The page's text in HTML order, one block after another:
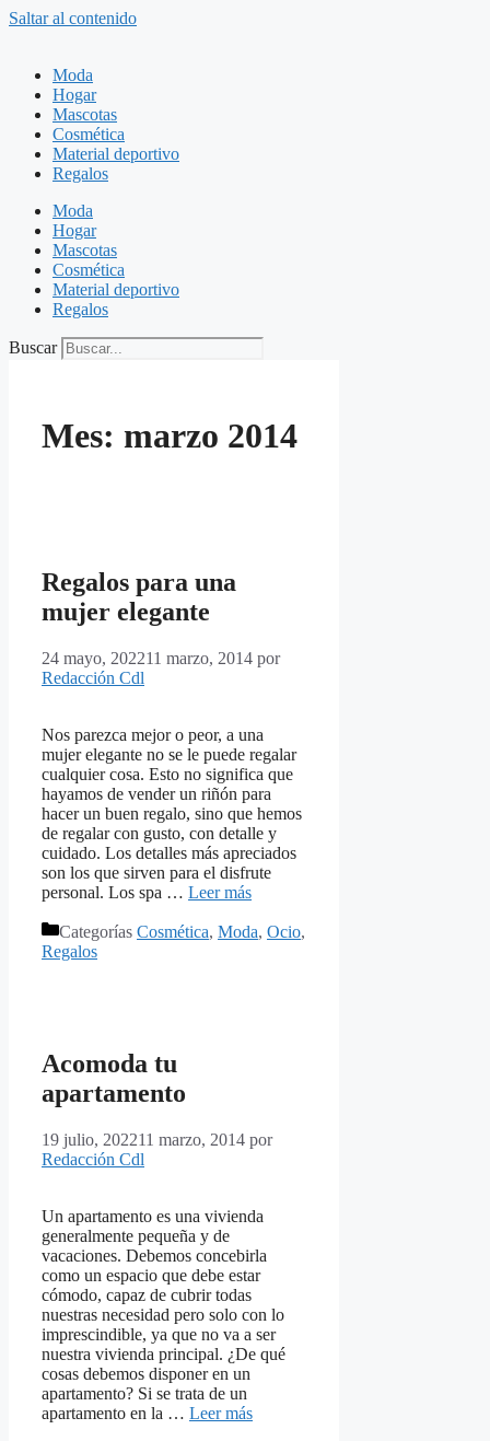
Saltar al contenido
Moda
Hogar
Mascotas
Cosmética
Material deportivo
Regalos
Moda
Hogar
Mascotas
Cosmética
Material deportivo
Regalos
Buscar
Mes: marzo 2014
Regalos para una
mujer elegante
24 mayo, 202211 marzo, 2014 por
Redacción Cdl
Nos parezca mejor o peor, a una
mujer elegante no se le puede regalar
cualquier cosa. Esto no significa que
hayamos de vender un riñón para
hacer un buen regalo, sino que hemos
de regalar con gusto, con detalle y
cuidado. Los detalles más apreciados
son los que sirven para el disfrute
personal. Los spa … Leer más
Categorías Cosmética, Moda, Ocio,
Regalos
Acomoda tu
apartamento
19 julio, 202211 marzo, 2014 por
Redacción Cdl
Un apartamento es una vivienda
generalmente pequeña y de
vacaciones. Debemos concebirla
como un espacio que debe estar
cómodo, capaz de cubrir todas
nuestras necesidad pero solo con lo
imprescindible, ya que no va a ser
nuestra vivienda principal. ¿De qué
cosas debemos disponer en un
apartamento? Si se trata de un
apartamento en la … Leer más